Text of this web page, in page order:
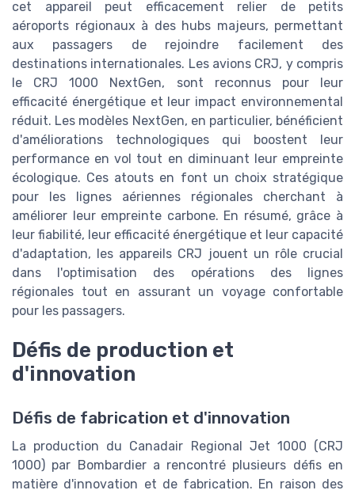
cet appareil peut efficacement relier de petits
aéroports régionaux à des hubs majeurs, permettant
aux passagers de rejoindre facilement des
destinations internationales. Les avions CRJ, y compris
le CRJ 1000 NextGen, sont reconnus pour leur
efficacité énergétique et leur impact environnemental
réduit. Les modèles NextGen, en particulier, bénéficient
d'améliorations technologiques qui boostent leur
performance en vol tout en diminuant leur empreinte
écologique. Ces atouts en font un choix stratégique
pour les lignes aériennes régionales cherchant à
améliorer leur empreinte carbone. En résumé, grâce à
leur fiabilité, leur efficacité énergétique et leur capacité
d'adaptation, les appareils CRJ jouent un rôle crucial
dans l'optimisation des opérations des lignes
régionales tout en assurant un voyage confortable
pour les passagers.
Défis de production et
d'innovation
Défis de fabrication et d'innovation
La production du Canadair Regional Jet 1000 (CRJ
1000) par Bombardier a rencontré plusieurs défis en
matière d'innovation et de fabrication. En raison des